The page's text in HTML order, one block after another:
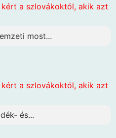
a szlovákoktól, akik azt
most...
a szlovákoktól, akik azt
és...